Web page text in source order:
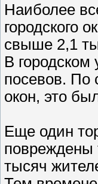
Наиболее
городского
свыше 2,1
В
посевов. По
окон, это
Еще один
повреждены
тысяч